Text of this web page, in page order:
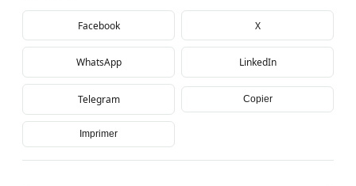
Facebook X
WhatsApp LinkedIn
Telegram Copier
Imprimer